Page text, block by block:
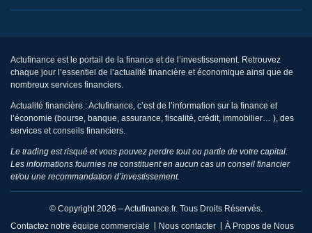
Actufinance est le portail de la finance et de l’investissement. Retrouvez
chaque jour l’essentiel de l’actualité financière et économique ainsi que de
nombreux services financiers.
Actualité financière : Actufinance, c’est de l’information sur la finance et
l’économie (bourse, banque, assurance, fiscalité, crédit, immobilier… ), des
services et conseils financiers.
Le trading est risqué et vous pouvez perdre tout ou partie de votre capital.
Les informations fournies ne constituent en aucun cas un conseil financier
et/ou une recommandation d’investissement.
© Copyright 2026 – Actufinance.fr. Tous Droits Réservés.
Contactez notre équipe commerciale
Nous contacter À Propos de Nous